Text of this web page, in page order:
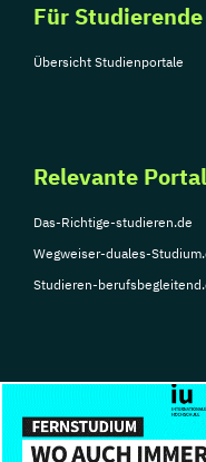
Für Studierende
Übersicht Studienportale
Relevante
Das-Richtige-studieren.de
Wegweiser-duales-
Studieren-
© Copyright 2026, TarGroup